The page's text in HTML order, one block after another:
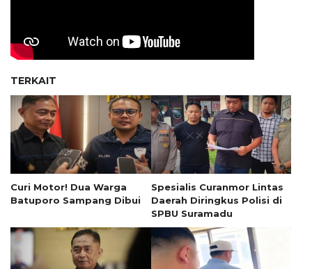
TERKAIT
Curi Motor! Dua Warga
Batuporo Sampang Dibui
Spesialis Curanmor Lintas
Daerah Diringkus Polisi di
SPBU Suramadu